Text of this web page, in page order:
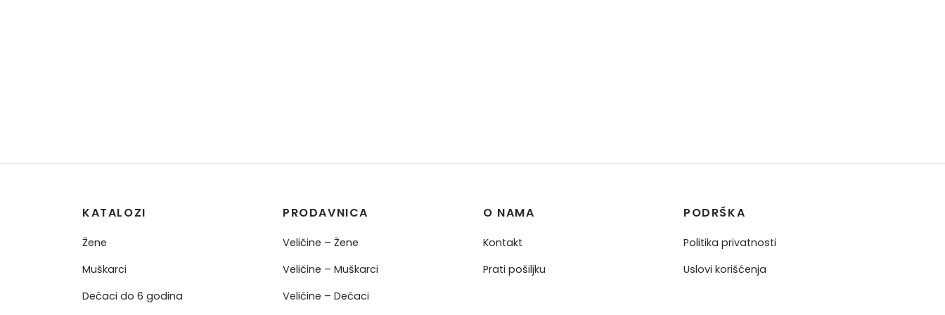
KATALOZI
Žene
Muškarci
Dečaci do 6 godina
PRODAVNICA
Veličine – Žene
Veličine – Muškarci
Veličine – Dečaci
O NAMA
Kontakt
Prati pošiljku
PODRŠKA
Politika privatnosti
Uslovi korišćenja